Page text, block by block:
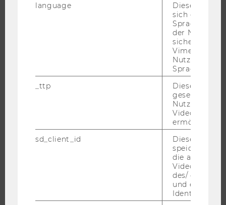
UNIVERSITÄT
CAMPUS
WU FOUNDATION
language
Dieses
sich die
der
Vimeo in der
Nutzer
Sprache
_ttp
Dieser
gesetzt, um
Nutzung des
Videoplayers
ermöglichen
sd_client_id
Dieses Cookie
speichert
die aktuellen
des/ der
und einen